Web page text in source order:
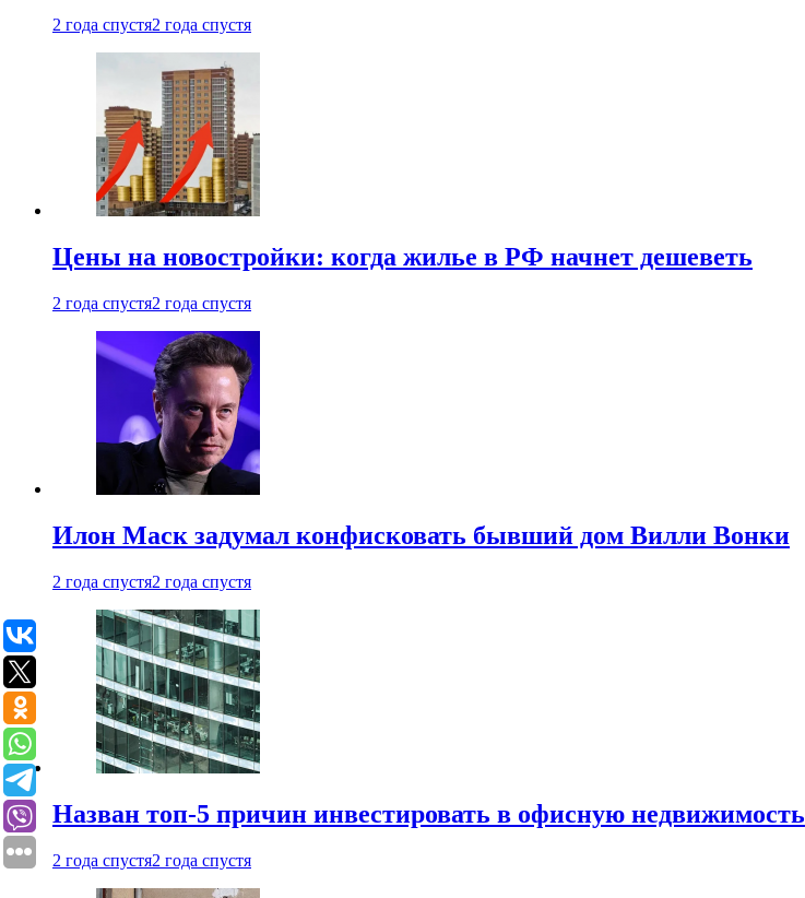
2 года спустя2 года спустя
Цены на новостройки: когда жилье в РФ начнет дешеветь
2 года спустя2 года спустя
Илон Маск задумал конфисковать бывший дом Вилли Вонки
2 года спустя2 года спустя
Назван топ-5 причин инвестировать в офисную недвижимость
2 года спустя2 года спустя